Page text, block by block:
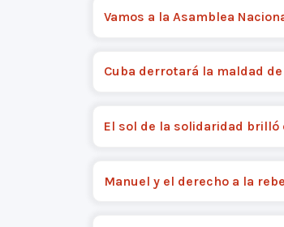
Vamos a la Asamblea
Cuba derrotará la maldad
El sol de la solidaridad brilló
Manuel y el derecho a la